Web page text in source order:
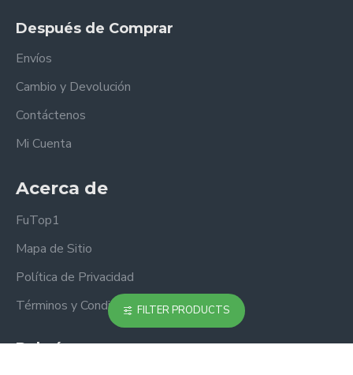
Después de Comprar
Envíos
Cambio y Devolución
Contáctenos
Mi Cuenta
Acerca de
FuTop1
Mapa de Sitio
Política de Privacidad
Términos y Condiciones
Boletín
FILTER PRODUCTS